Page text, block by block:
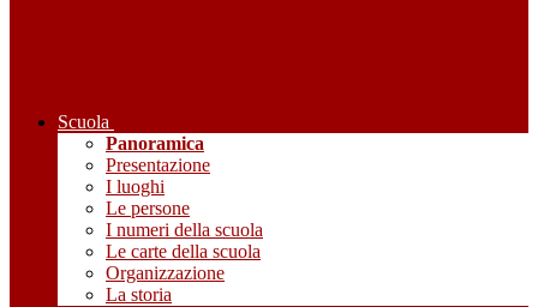
Scuola
Panoramica
Presentazione
I luoghi
Le persone
I numeri della scuola
Le carte della scuola
Organizzazione
La storia